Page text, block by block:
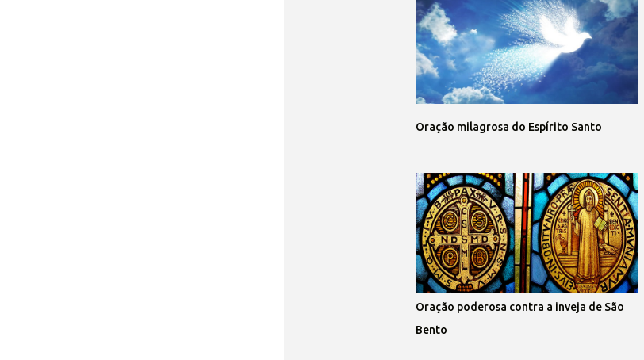
Oração milagrosa do Espírito Santo
Oração poderosa contra a inveja de São
Bento